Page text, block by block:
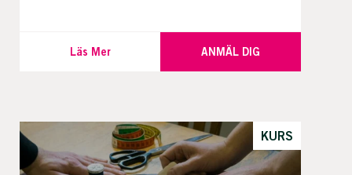
Läs Mer ANMÄL DIG
KURS